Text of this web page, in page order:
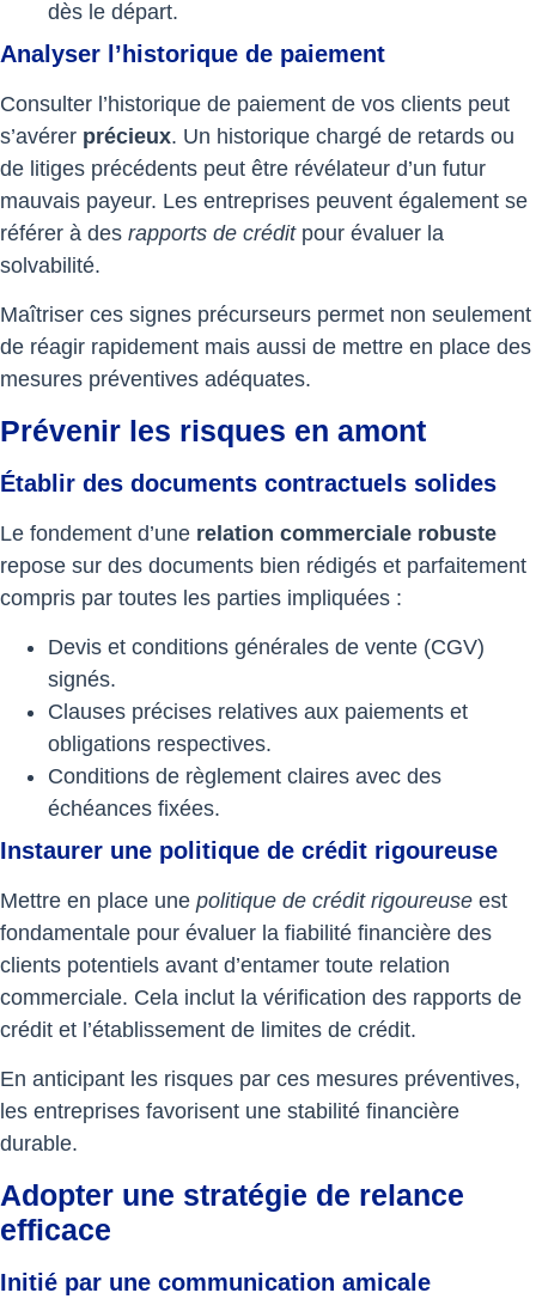
dès le départ.
Analyser l’historique de paiement
Consulter l’historique de paiement de vos clients peut
s’avérer précieux. Un historique chargé de retards ou
de litiges précédents peut être révélateur d’un futur
mauvais payeur. Les entreprises peuvent également se
référer à des rapports de créditpour évaluer la
solvabilité.
Maîtriser ces signes précurseurs permet non seulement
de réagir rapidement mais aussi de mettre en place des
mesures préventives adéquates.
Prévenir les risques en amont
Établir des documents contractuels solides
Le fondement d’une relation commerciale robuste
repose sur des documents bien rédigés et parfaitement
compris par toutes les parties impliquées :
Devis et conditions générales de vente (CGV)
signés.
Clauses précises relatives aux paiements et
obligations respectives.
Conditions de règlement claires avec des
échéances fixées.
Instaurer une politique de crédit rigoureuse
Mettre en place une politique de crédit rigoureuse est
fondamentale pour évaluer la fiabilité financière des
clients potentiels avant d’entamer toute relation
commerciale. Cela inclut la vérification des rapports de
crédit et l’établissement de limites de crédit.
En anticipant les risques par ces mesures préventives,
les entreprises favorisent une stabilité financière
durable.
Adopter une stratégie de relance
efficace
Initié par une communication amicale